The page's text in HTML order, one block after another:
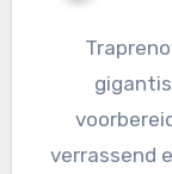
verrassend